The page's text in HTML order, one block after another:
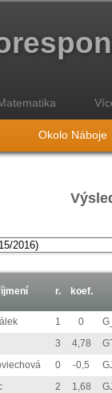
Okolo Náboje
r. koef.
1 0
3 4,78
0 -0,5
2 1,68